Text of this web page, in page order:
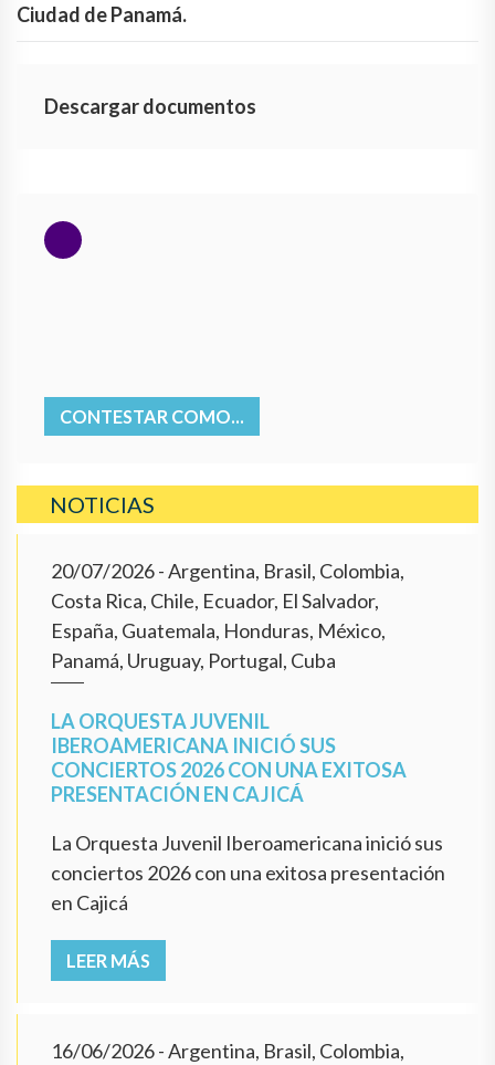
Ciudad de Panamá.
Descargar documentos
CONTESTAR COMO...
NOTICIAS
20/07/2026- Argentina, Brasil, Colombia,
Costa Rica, Chile, Ecuador, El Salvador,
España, Guatemala, Honduras, México,
Panamá, Uruguay, Portugal, Cuba
LA ORQUESTA JUVENIL
IBEROAMERICANA INICIÓ SUS
CONCIERTOS 2026 CON UNA EXITOSA
PRESENTACIÓN EN CAJICÁ
La Orquesta Juvenil Iberoamericana inició sus
conciertos 2026 con una exitosa presentación
en Cajicá
LEER MÁS
16/06/2026- Argentina, Brasil, Colombia,